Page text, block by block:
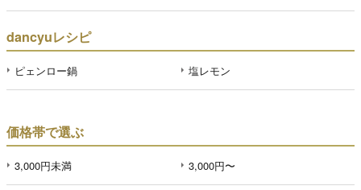
dancyuレシピ
ピェンロー鍋 塩レモン
価格帯で選ぶ
3,000円未満 3,000円〜